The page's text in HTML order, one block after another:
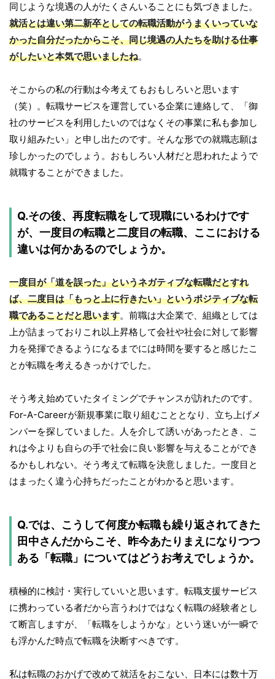
同じような境遇の人がたくさんいることにも気づきました。
就活とは違い第二新卒としての転職活動がうまくいっていな
かった自分だったからこそ、同じ境遇の人たちを助ける仕事
がしたいと本気で思いましたね。
そこからの私の行動は今考えてもおもしろいと思います
（笑）。転職サービスを運営している企業に連絡して、「御
社のサービスを利用したいのではなくその事業に私も参加し
取り組みたい」と申し出たのです。そんな形での就職志願は
珍しかったのでしょう。おもしろい人材だと思われたようで
就職することができました。
Q.その後、再度転職をして現職にいるわけです
が、一度目の転職と二度目の転職、ここにおける
違いは何かあるのでしょうか。
一度目が「道を誤った」というネガティブな転職だとすれ
ば、二度目は「もっと上に行きたい」というポジティブな転
職であることだと思います。前職は大企業で、組織としては
上が詰まっておりこれ以上昇格して会社や社会に対して影響
力を発揮できるようになるまでには時間を要すると感じたこ
とが転職を考えるきっかけでした。
そう考え始めていたタイミングでチャンスが訪れたのです。
For-A-Careerが新規事業に取り組むこととなり、立ち上げメ
ンバーを探していました。人を介して誘いがあったとき、こ
れは今よりも自らの手で社会に良い影響を与えることができ
るかもしれない。そう考えて転職を決意しました。一度目と
はまったく違う心持ちだったことがわかると思います。
Q.では、こうして何度か転職も繰り返されてきた
田中さんだからこそ、昨今あたりまえになりつつ
ある「転職」についてはどうお考えでしょうか。
積極的に検討・実行していいと思います。転職支援サービス
に携わっている者だから言うわけではなく転職の経験者とし
て断言しますが、「転職をしようかな」という迷いが一瞬で
も浮かんだ時点で転職を決断すべきです。
私は転職のおかげで改めて就活をおこない、日本には数十万